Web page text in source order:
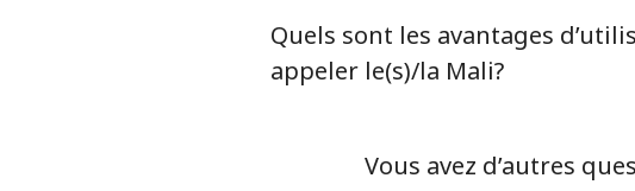
Mariana Islands
Marshall Islands
Quels sont les avantages
appeler le(s)/la Mali?
Vous avez d’autres